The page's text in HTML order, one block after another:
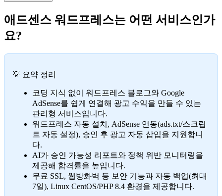
애드센스 워드프레스는 어떤 서비스인가
요?
💡 요약 정리
코딩 지식 없이 워드프레스 블로그와 Google
AdSense를 쉽게 연결해 광고 수익을 만들 수 있는
관리형 서비스입니다.
워드프레스 자동 설치, AdSense 연동(ads.txt/스크립
트 자동 설정), 승인 후 광고 자동 삽입을 지원합니
다.
AI가 승인 가능성 리포트와 정책 위반 모니터링을
제공해 합격률을 높입니다.
무료 SSL, 웹방화벽 등 보안 기능과 자동 백업(최대
7일), Linux CentOS/PHP 8.4 환경을 제공합니다.